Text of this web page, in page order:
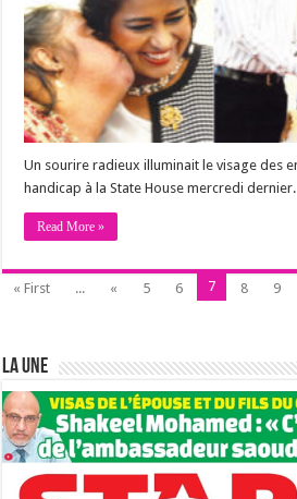
Un sourire radieux illuminait le visage des
handicap à la State House mercredi dernier.
Read More »
« First ... « 5 6 7 8 9
LA UNE